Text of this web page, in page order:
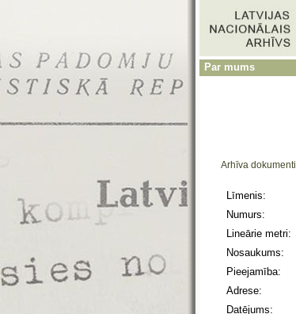
Par mums
Arhīva dokumenti
Līmenis:
Numurs:
Lineārie metri:
Nosaukums:
Pieejamība:
Adrese:
Datējums: